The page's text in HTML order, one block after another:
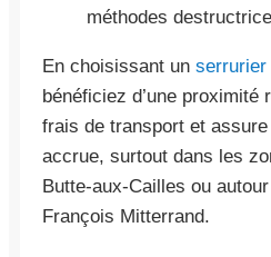
méthodes
En choisissant un serrurier
bénéficiez d’une proximité
frais de transport et
accrue, surtout dans les
Butte-aux-Cailles ou
François Mitterrand.